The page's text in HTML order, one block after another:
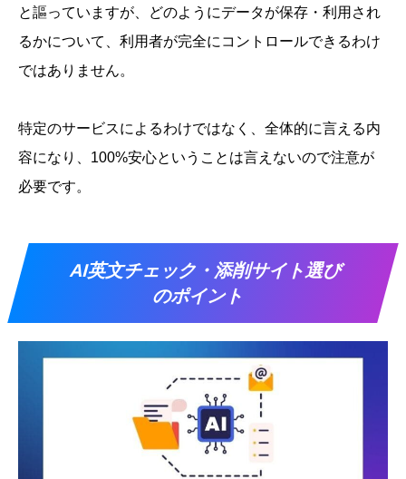
と謳っていますが、どのようにデータが保存・利用され
るかについて、利用者が完全にコントロールできるわけ
ではありません。
特定のサービスによるわけではなく、全体的に言える内
容になり、100%安心ということは言えないので注意が
必要です。
AI英文チェック・添削サイト選び
のポイント